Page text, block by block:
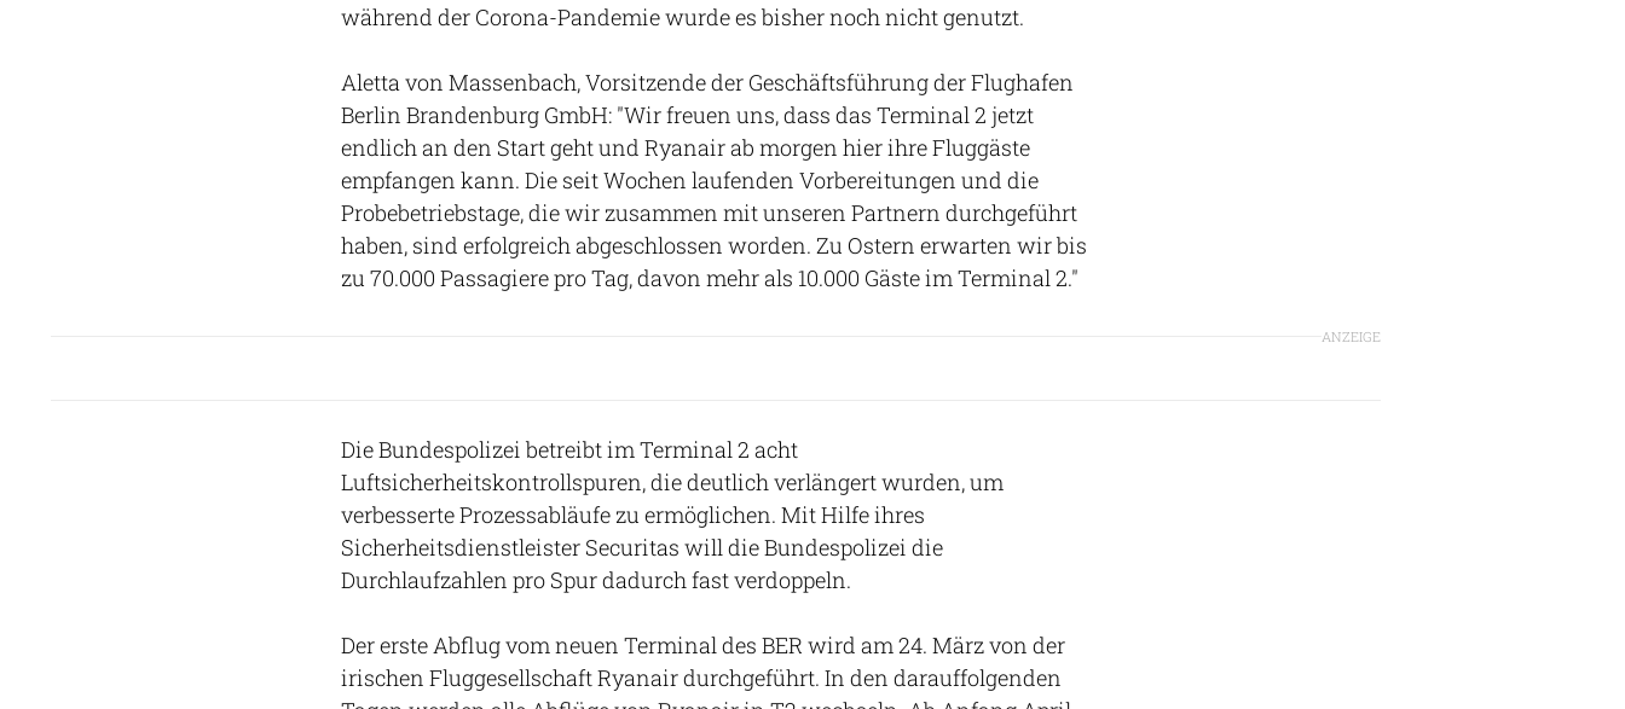
während der Corona-Pandemie wurde es bisher noch nicht genutzt.
Aletta von Massenbach, Vorsitzende der Geschäftsführung der Flughafen
Berlin Brandenburg GmbH: "Wir freuen uns, dass das Terminal 2 jetzt
endlich an den Start geht und Ryanair ab morgen hier ihre Fluggäste
empfangen kann. Die seit Wochen laufenden Vorbereitungen und die
Probebetriebstage, die wir zusammen mit unseren Partnern durchgeführt
haben, sind erfolgreich abgeschlossen worden. Zu Ostern erwarten wir bis
zu 70.000 Passagiere pro Tag, davon mehr als 10.000 Gäste im Terminal 2."
ANZEIGE
Die Bundespolizei betreibt im Terminal 2 acht
Luftsicherheitskontrollspuren, die deutlich verlängert wurden, um
verbesserte Prozessabläufe zu ermöglichen. Mit Hilfe ihres
Sicherheitsdienstleister Securitas will die Bundespolizei die
Durchlaufzahlen pro Spur dadurch fast verdoppeln.
Der erste Abflug vom neuen Terminal des BER wird am 24. März von der
irischen Fluggesellschaft Ryanair durchgeführt. In den darauffolgenden